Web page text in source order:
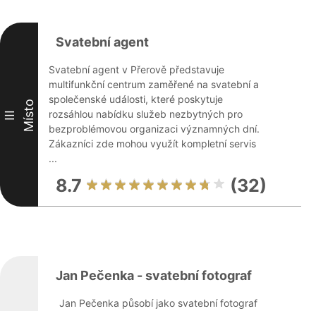
III Místo
Svatební agent
Svatební agent v Přerově představuje
multifunkční centrum zaměřené na svatební a
společenské události, které poskytuje
rozsáhlou nabídku služeb nezbytných pro
bezproblémovou organizaci významných dní.
Zákazníci zde mohou využít kompletní servis
...
8.7 (32)
Jan Pečenka - svatební fotograf
Jan Pečenka působí jako svatební fotograf